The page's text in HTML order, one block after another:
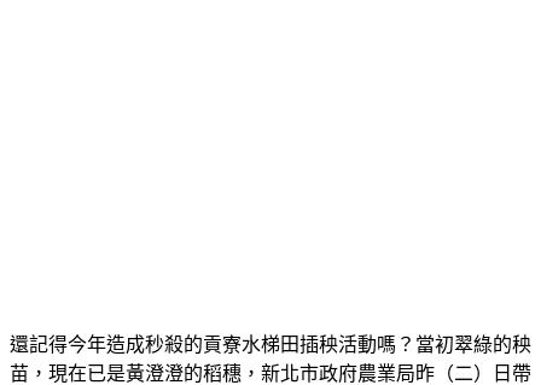
還記得今年造成秒殺的貢寮水梯田插秧活動嗎？當初翠綠的秧
苗，現在已是黃澄澄的稻穗，新北市政府農業局昨（二）日帶